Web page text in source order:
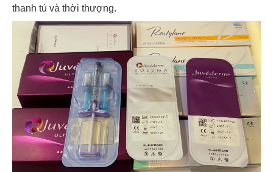
thanh tú và thời thượng.